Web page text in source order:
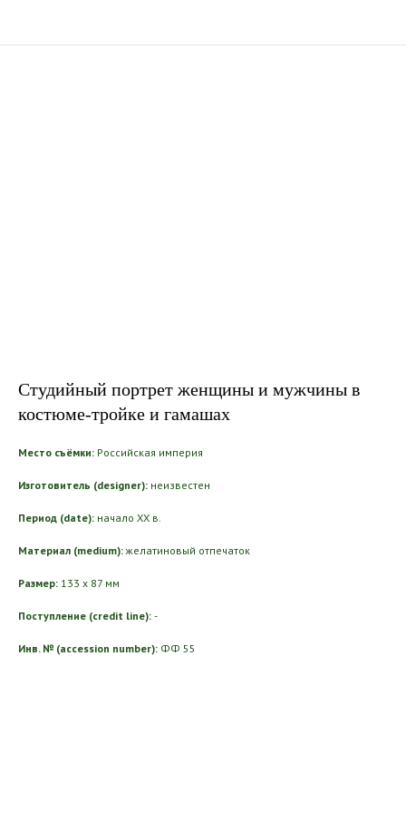
Студийный портрет женщины и мужчины в
костюме-тройке и гамашах
Место съёмки: Российская империя
Изготовитель (designer): неизвестен
Период (date): начало ХХ в.
Материал (medium):желатиновый отпечаток
Размер: 133 х 87 мм
Поступление (credit line): -
Инв. № (accession number): ФФ 55